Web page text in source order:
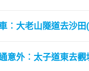
︰大老山隧道去沙
意外︰太子道東去